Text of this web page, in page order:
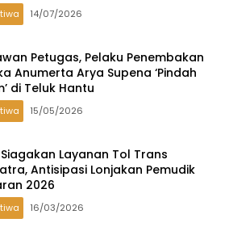
14/07/2026
Petugas, Pelaku Penembakan
Anumerta Arya Supena ‘Pindah
di Teluk Hantu
15/05/2026
Siagakan Layanan Tol Trans
Antisipasi Lonjakan Pemudik
2026
16/03/2026